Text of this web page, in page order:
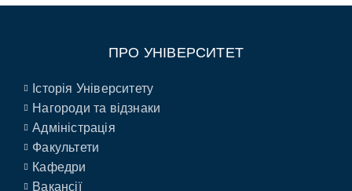
ПРО УНІВЕРСИТЕТ
Історія Університету
Нагороди та відзнаки
Адміністрація
Факультети
Кафедри
Вакансії